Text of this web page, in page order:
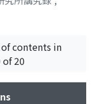
contents in
20